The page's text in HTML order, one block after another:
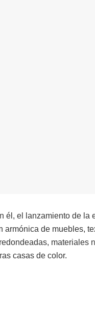
él, el lanzamiento de la
armónica de muebles,
materiales
casas de color.